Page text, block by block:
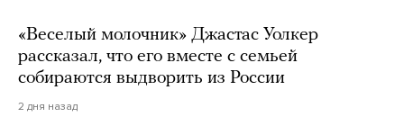
«Веселый молочник» Джастас Уолкер
рассказал, что его вместе с семьей
собираются выдворить из России
2 дня назад